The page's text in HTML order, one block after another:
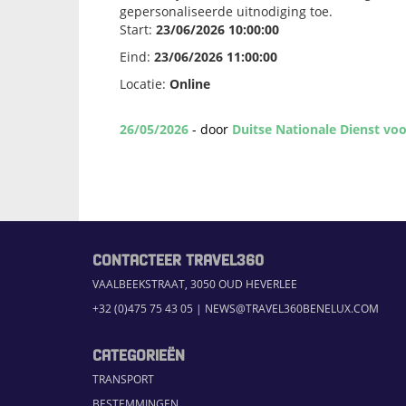
gepersonaliseerde uitnodiging toe.
Start: 23/06/2026 10:00:00
Eind: 23/06/2026 11:00:00
Locatie: Online
26/05/2026 - door Duitse Nationale Dienst
CONTACTEER TRAVEL360
VAALBEEKSTRAAT, 3050 OUD HEVERLEE
+32 (0)475 75 43 05 | NEWS@TRAVEL360BENELUX.COM
CATEGORIEËN
TRANSPORT